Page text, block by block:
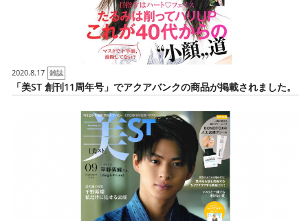
2020.8.17 雑誌
「美ST 創刊11周年号」でアクアバンクの商品が掲載されました。